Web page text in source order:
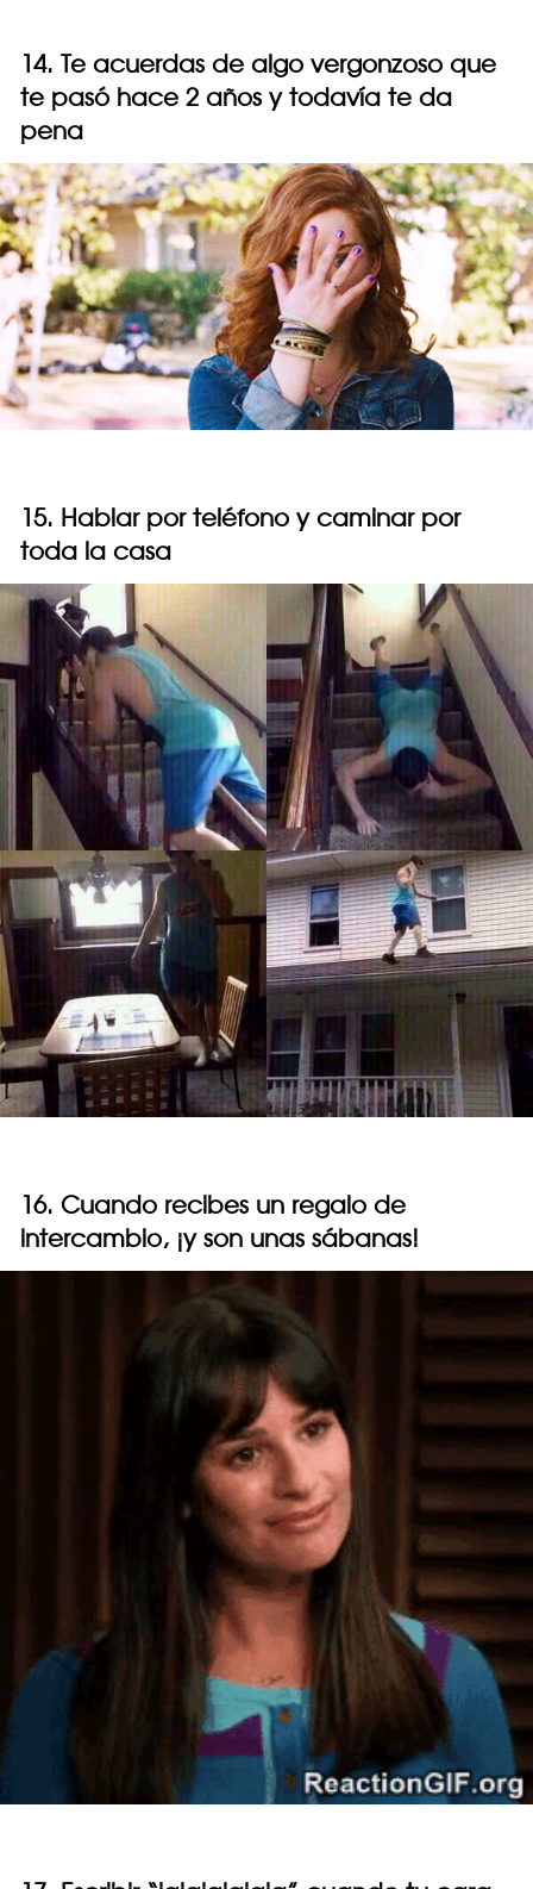
14. Te acuerdas de algo vergonzoso que
te pasó hace 2 años y todavía te da
pena
15. Hablar por teléfono y caminar por
toda la casa
16. Cuando recibes un regalo de
intercambio, ¡y son unas sábanas!